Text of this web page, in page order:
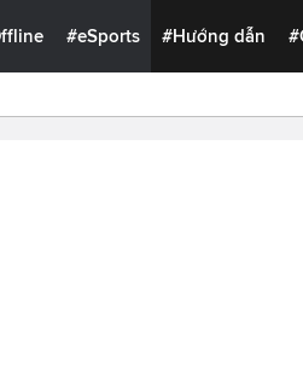
#eSports #Hướng dẫn